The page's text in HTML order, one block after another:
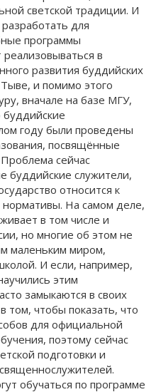
светской традиции. И
для
программы
в
развития буддийских
и помимо этого
вначале на базе МГУ,
буддийские
году были проведены
посвящённые
сейчас
буддийские служители,
относится к
нормативы. На самом деле,
в том числе и
но многие об этом не
маленьким миром,
И если, например,
этим
замыкаются в своих
том, чтобы показать, что
для официальной
поэтому сейчас
подготовки и
обучаться по программе